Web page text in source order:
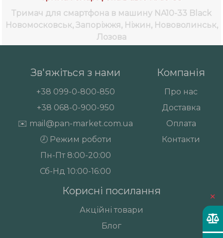
×
Тримач для смартфона в машину NA10-33 Black
Новомосковськ, Запоріжжя, Ніжин, Нововолинськ,
Лозова
Зв'яжіться з нами
+38 099-0-800-850
+38 068-0-900-950
✉️ mail@pan-market.com.ua
🕗 Режим роботи
Пн-Пт 8:00-20:00
Сб-Нд 10:00-16:00
Компанія
Про нас
Доставка
Оплата
Контакти
Корисні посилання
Акційні товари
Блог